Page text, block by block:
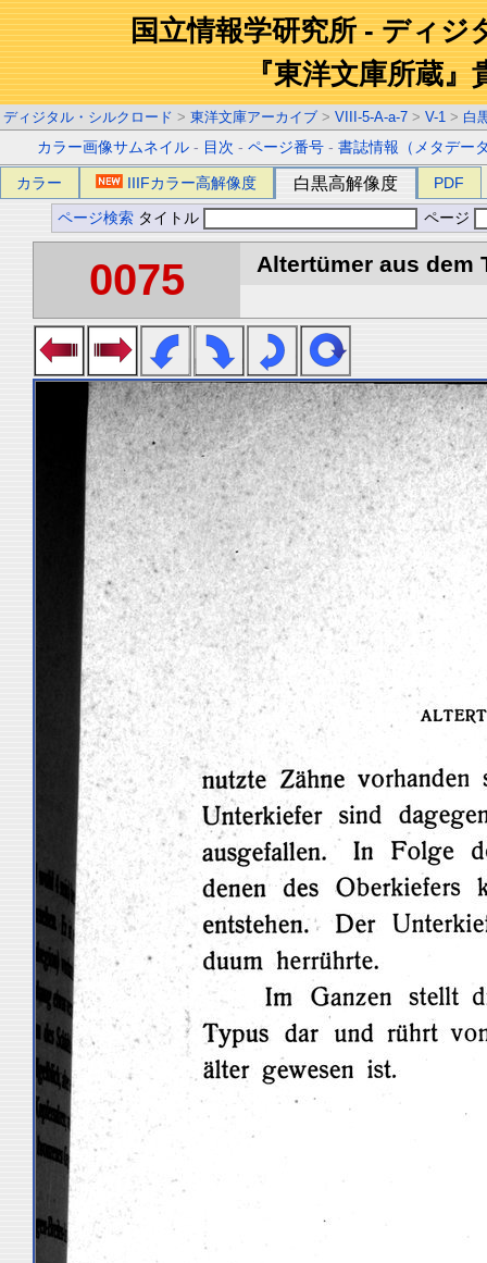
国立情報学研究所 - ディジ
『東洋文庫所蔵』
ディジタル・シルクロード > 東洋文庫アーカイブ > VIII-5-A-a-7 > V-1 > 白
カラー画像サムネイル - 目次 -ページ番号 -書誌情報（メタデー
カラー IIIFカラー高解像度 白黒高解像度 PDF
ページ検索 タイトル ページ
0075 Altertümer aus dem